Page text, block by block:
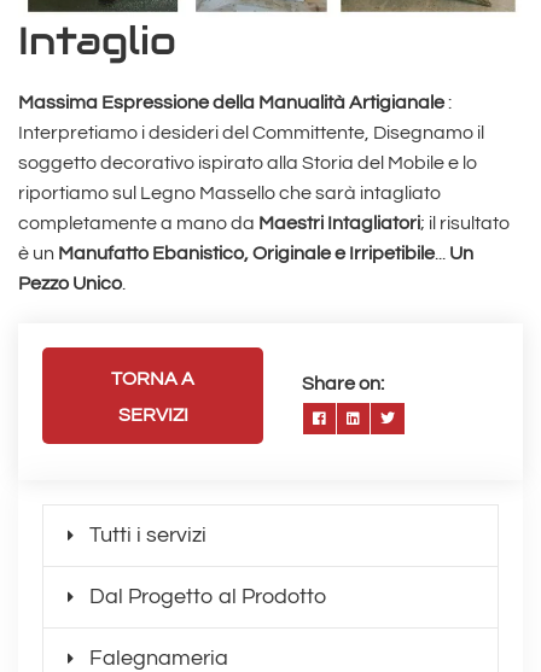
Intaglio
Massima Espressione della Manualità Artigianale:
Interpretiamo i desideri del Committente, Disegnamo il
soggetto decorativo ispirato alla Storia del Mobile e lo
riportiamo sul Legno Massello che sarà intagliato
completamente a mano da Maestri Intagliatori; il risultato
è un Manufatto Ebanistico, Originale e Irripetibile... Un
Pezzo Unico.
TORNA A
SERVIZI
Share on:
Tutti i servizi
Dal Progetto al Prodotto
Falegnameria